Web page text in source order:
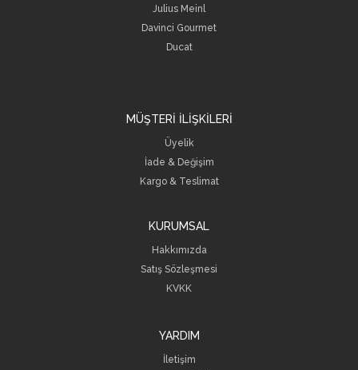
Julius Meinl
Davinci Gourmet
Ducat
MÜŞTERİ İLİŞKİLERİ
Üyelik
İade & Değişim
Kargo & Teslimat
KURUMSAL
Hakkımızda
Satış Sözleşmesi
KVKK
YARDIM
İletişim